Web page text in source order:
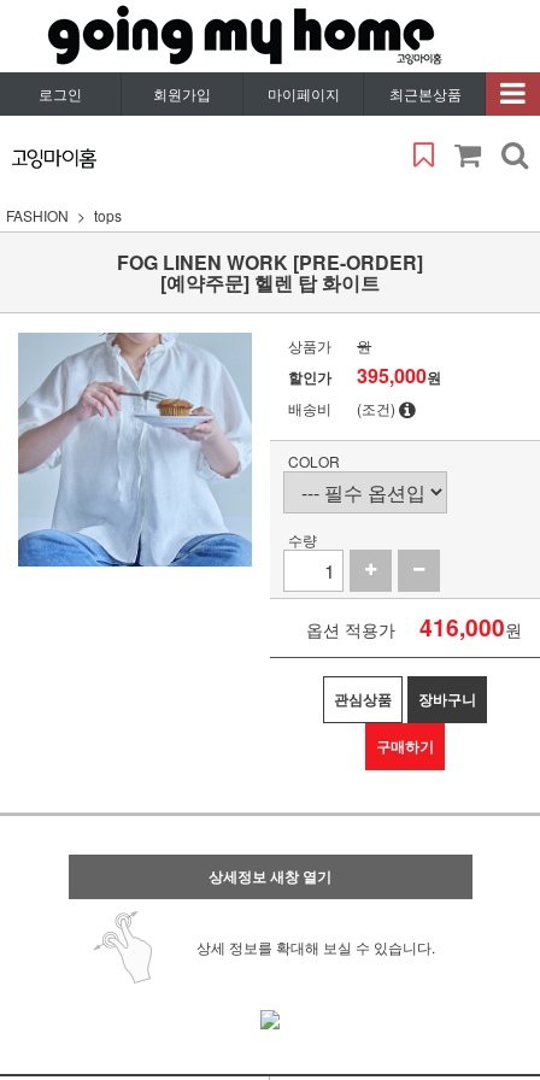
로그인 회원가입 마이페이지 최근본상품
FASHION tops
FOG LINEN WORK [PRE-ORDER]
[예약주문] 헬렌 탑 화이트
상품가 원
할인가 395,000원
배송비 (조건)
COLOR
수량
옵션 적용가 416,000원
관심상품 장바구니
구매하기
상세정보 새창 열기
상세 정보를 확대해 보실 수 있습니다.